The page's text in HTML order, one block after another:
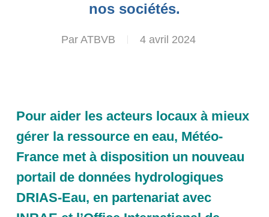
nos sociétés.
Par ATBVB 4 avril 2024
Pour aider les acteurs locaux à mieux
gérer la ressource en eau, Météo-
France met à disposition un nouveau
portail de données hydrologiques
DRIAS-Eau, en partenariat avec